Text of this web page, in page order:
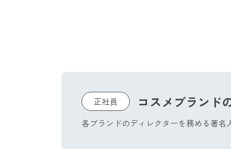
正社員 コスメブランド
各ブランドのディレクターを務める著名